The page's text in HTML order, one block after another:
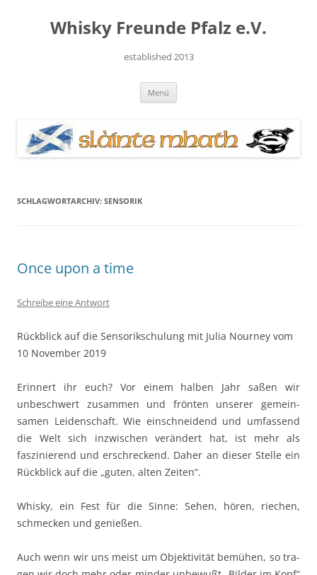
springenWhisky Freunde Pfalz e.V.
established 2013
Menü
SCHLAGWORTARCHIV: SENSORIK
Once upon a time
Schreibe eine Antwort
Rück­blick auf die Sen­sorikschu­lung mit Julia Nour­ney vom
10 Novem­ber 2019
Erin­nert ihr euch? Vor einem hal­ben Jahr saßen wir
unbeschw­ert zusam­men und frön­ten unser­er gemein­
samen Lei­den­schaft. Wie ein­schnei­dend und umfassend
die Welt sich inzwis­chen verän­dert hat, ist mehr als
faszinierend und erschreck­end. Daher an dieser Stelle ein
Rück­blick auf die „guten, alten Zeiten“.
Whisky, ein Fest für die Sinne: Sehen, hören, riechen,
schmeck­en und genießen.
Auch wenn wir uns meist um Objek­tiv­ität bemühen, so tra­